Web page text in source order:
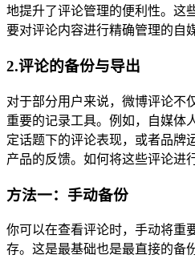
地提升了评论管理的便利性。这
要对评论内容进行精确管理的自
2.评论的备份与导出
对于部分用户来说，微博评论不
重要的记录工具。例如，自媒体
定话题下的评论表现，或者品牌
产品的反馈。如何将这些评论进
方法一：手动备份
你可以在查看评论时，手动将重
存。这是最基础也是最直接的备